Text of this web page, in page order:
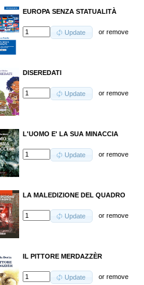
EUROPA SENZA STATUALITÀ
Update orremove
DISEREDATI
Update orremove
L'UOMO E' LA SUA MINACCIA
Update orremove
LA MALEDIZIONE DEL QUADRO
Update orremove
IL PITTORE MERDAZZÈR
Update orremove